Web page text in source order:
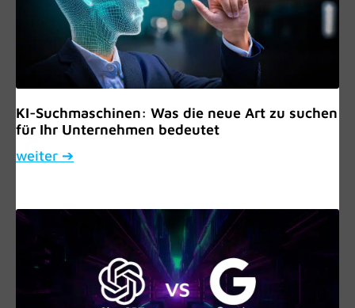
KI-Suchmaschinen: Was die neue Art zu suchen
für Ihr Unternehmen bedeutet
weiter ➔